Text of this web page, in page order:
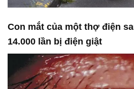
Con mắt của một thợ điện
14.000 lần bị điện giật